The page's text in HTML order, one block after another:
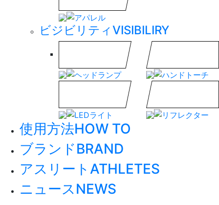
ビジビリティVISIBILIRY
使用方法HOW TO
ブランドBRAND
アスリート ATHLETES
ニュース NEWS